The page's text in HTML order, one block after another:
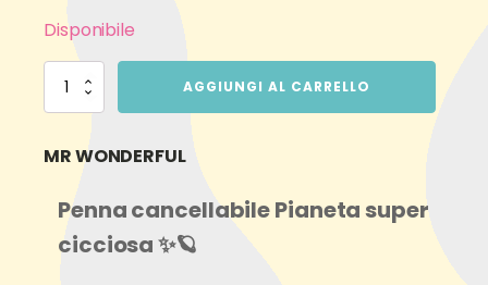
Disponibile
PENNA
quantità
AGGIUNGI AL CARRELLO
MR WONDERFUL
Penna cancellabile Pianeta super
cicciosa ✨🪐